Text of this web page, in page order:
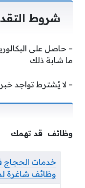
شروط
– حاصل على
ما شابة ذلك
– لا يُشترط تواجد
وظائف قد تهمك
خدمات الحجاج
وظائف شاغرة